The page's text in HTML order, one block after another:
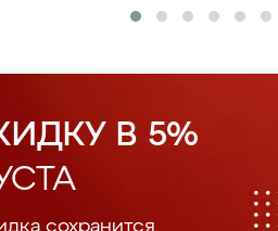
В 5%
сохранится.